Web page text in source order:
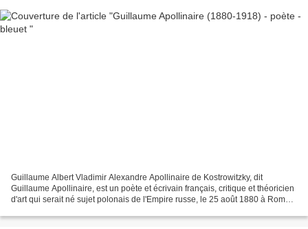
Guillaume Albert Vladimir Alexandre Apollinaire de Kostrowitzky, dit
Guillaume Apollinaire, est un poète et écrivain français, critique et théoricien
d'art qui serait né sujet polonais de l'Empire russe, le 25 août 1880 à Rome.